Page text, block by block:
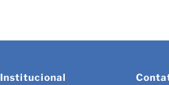
Institucional